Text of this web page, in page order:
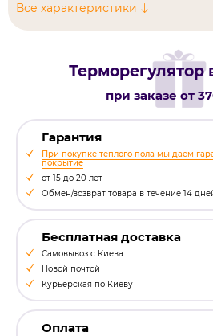
Все характеристики
Терморегулятор
при заказе от
Гарантия
При покупке теплого пола мы даем
покрытие
от 15 до 20 лет
Обмен/возврат товара в течение 14
Бесплатная доставка
Самовывоз с Киева
Новой почтой
Курьерская по Киеву
Оплата